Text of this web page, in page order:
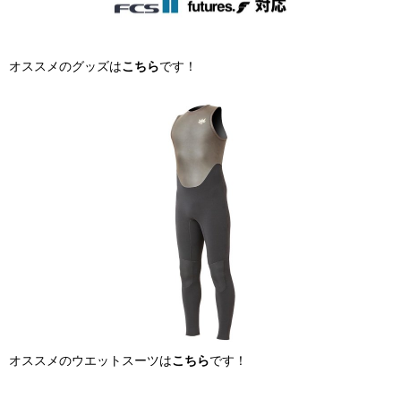
オススメのグッズはこちらです！
オススメのウエットスーツはこちらです！